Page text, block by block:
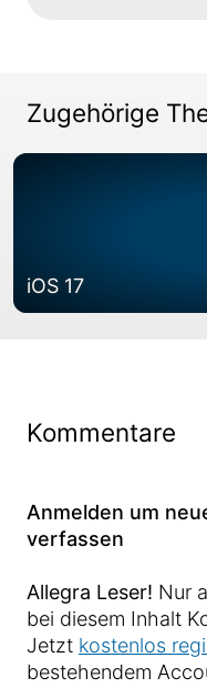
Zugehörige
iOS 17
Kommentare
Anmelden um
verfassen
Allegra Leser! Nur
bei diesem Inhalt
Jetzt kostenlos
bestehendem